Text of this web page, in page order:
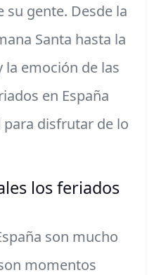
gente. Desde la
Santa hasta la
la emoción de las
en España
disfrutar de lo
los feriados
son mucho
momentos